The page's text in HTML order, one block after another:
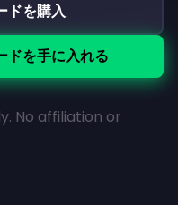
ドを購入
を手に入れる
No affiliation or